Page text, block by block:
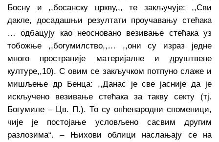
Босну и ,,босанску цркву,,, те закључује: ,,Сви
дакле, досадашњи резултати проучавању стећака
… одбацују као неосновано везивање стећака уз
тобожње ,,богумилство,,… ,,они су израз једне
много пространије материјалне и друштвене
културе,,10). С овим се закључком потпуно слаже и
мишљење др Бенца: ,,Данас је све јасније да је
искључено везивање стећака за такву секту (тј.
Богумиле – Цв. П.). То су опћенародни споменици,
чије је постојање условљено сасвим другим
разлозима“. – Њихови облици наслањају се на